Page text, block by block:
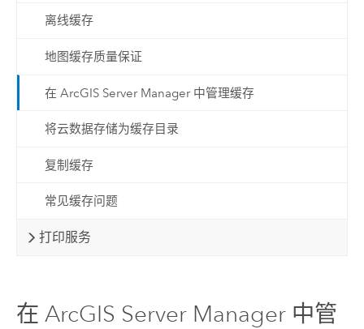
离线缓存
地图缓存质量保证
在 ArcGIS Server Manager 中管理缓存
将云数据存储为缓存目录
复制缓存
常见缓存问题
打印服务
在 ArcGIS Server Manager 中管